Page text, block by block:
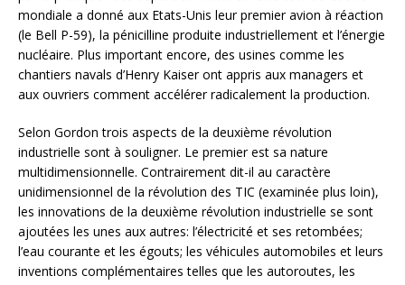
mondiale a donné aux Etats-Unis leur premier avion à réaction
(le Bell P-59), la pénicilline produite industriellement et l’énergie
nucléaire. Plus important encore, des usines comme les
chantiers navals d’Henry Kaiser ont appris aux managers et
aux ouvriers comment accélérer radicalement la production.
Selon Gordon trois aspects de la deuxième révolution
industrielle sont à souligner. Le premier est sa nature
multidimensionnelle. Contrairement dit-il au caractère
unidimensionnel de la révolution des TIC (examinée plus loin),
les innovations de la deuxième révolution industrielle se sont
ajoutées les unes aux autres: l’électricité et ses retombées;
l’eau courante et les égouts; les véhicules automobiles et leurs
inventions complémentaires telles que les autoroutes, les